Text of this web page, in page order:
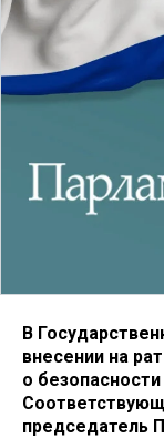
В
внесении на
о
председатель